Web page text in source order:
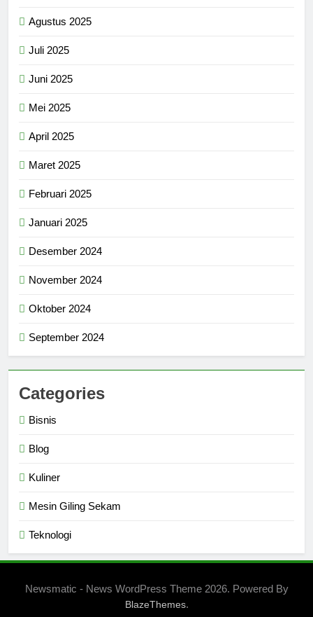
Agustus 2025
Juli 2025
Juni 2025
Mei 2025
April 2025
Maret 2025
Februari 2025
Januari 2025
Desember 2024
November 2024
Oktober 2024
September 2024
Categories
Bisnis
Blog
Kuliner
Mesin Giling Sekam
Teknologi
Newsmatic - News WordPress Theme 2026. Powered By
BlazeThemes.